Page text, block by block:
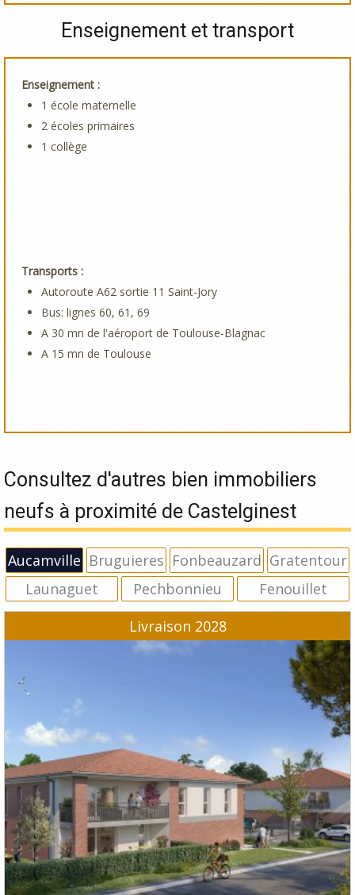
Enseignement et transport
Enseignement :
1 école maternelle
2 écoles primaires
1 collège
Transports :
Autoroute A62 sortie 11 Saint-Jory
Bus: lignes 60, 61, 69
A 30 mn de l'aéroport de Toulouse-Blagnac
A 15 mn de Toulouse
Consultez d'autres bien immobiliers
neufs à proximité de Castelginest
Aucamville Bruguieres Fonbeauzard Gratentour
Launaguet
Pechbonnieu
Fenouillet
Livraison 2028